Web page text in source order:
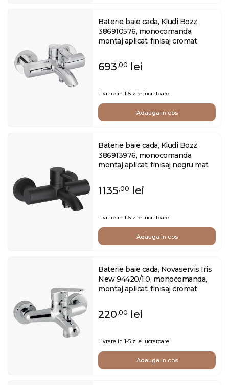
Baterie baie cada, Kludi Bozz
386910576, monocomanda,
montaj aplicat, finisaj cromat
693,00 lei
Livrare in 1-5 zile lucratoare.
Adauga in cos
Baterie baie cada, Kludi Bozz
386913976, monocomanda,
montaj aplicat, finisaj negru mat
1135,00 lei
Livrare in 1-5 zile lucratoare.
Adauga in cos
Baterie baie cada, Novaservis Iris
New 94420/1.0, monocomanda,
montaj aplicat, finisaj cromat
220,00 lei
Livrare in 1-5 zile lucratoare.
Adauga in cos